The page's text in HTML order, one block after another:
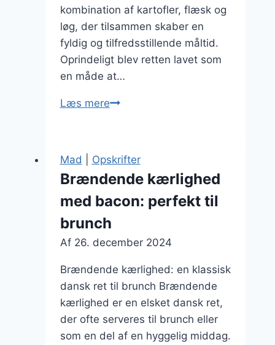
kombination af kartofler, flæsk og
løg, der tilsammen skaber en
fyldig og tilfredsstillende måltid.
Oprindeligt blev retten lavet som
en måde at…
Læs mereBrændende
ekstra
cremet
fornøjelse
Mad Opskrifter
Brændende kærlighed
med bacon: perfekt til
brunch
Af 26. december 2024
Brændende kærlighed: en klassisk
dansk ret til brunch Brændende
kærlighed er en elsket dansk ret,
der ofte serveres til brunch eller
som en del af en hyggelig middag.